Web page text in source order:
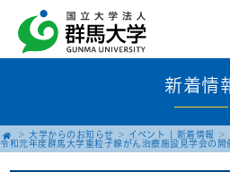
新着情
大学からのお知らせ イベント
新着情報
令和元年度群馬大学重粒子線がん治療施設見学会の